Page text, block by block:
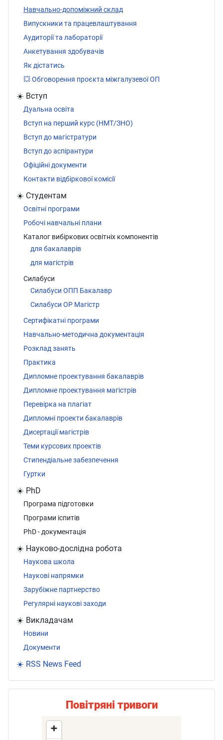
Навчально-допоміжний склад
Випускники та працевлаштування
Аудиторії та лабораторії
Анкетування здобувачів
Як дістатись
💥 Обговорення проєкта міжгалузевої ОП
☀️ Вступ
Дуальна освіта
Вступ на перший курс (НМТ/ЗНО)
Вступ до магістратури
Вступ до аспірантури
Офіційні документи
Контакти відбіркової комісії
☀️ Студентам
Освітні програми
Робочі навчальні плани
Каталог вибіркових освітніх компонентів
для бакалаврів
для магістрів
Силабуси
Силабуси ОПП Бакалавр
Силабуси ОР Магістр
Сертифікатні програми
Навчально-методична документація
Розклад занять
Практика
Дипломне проектування бакалаврів
Дипломне проектування магістрів
Перевірка на плагіат
Дипломні проекти бакалаврів
Дисертації магістрів
Теми курсових проектів
Стипендіальне забезпечення
Гуртки
☀️ PhD
Програма підготовки
Програми іспитів
PhD - документація
☀️ Науково-дослідна робота
Наукова школа
Наукові напрямки
Зарубіжне партнерство
Регулярні наукові заходи
☀️ Викладачам
Новини
Документи
☀️ RSS News Feed
Повітряні тривоги